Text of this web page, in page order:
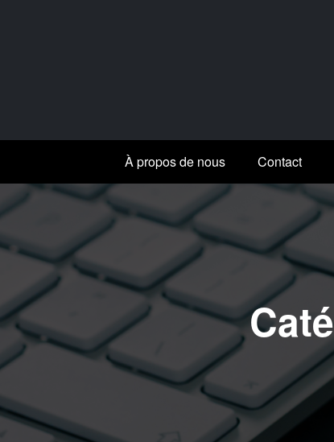
À propos de nous Contact